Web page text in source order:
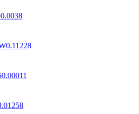
0.0038
0.11228
0.00011